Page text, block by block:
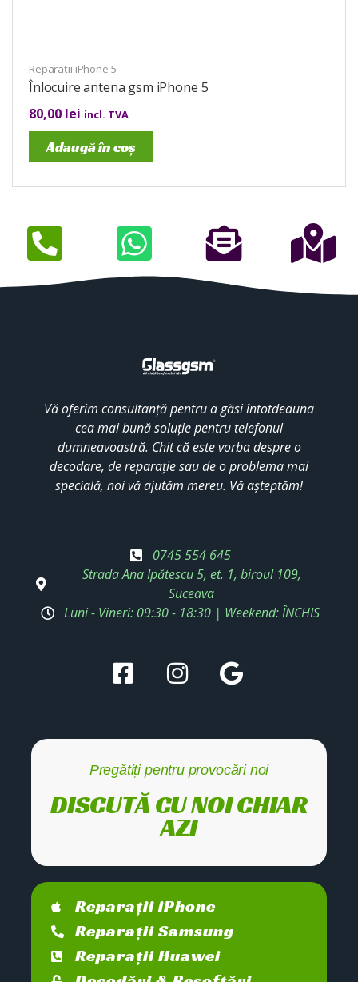
Reparații iPhone 5
Înlocuire antena gsm iPhone 5
80,00 lei incl. TVA
Adaugă în coș
Vă oferim consultanță pentru a găsi întotdeauna
cea mai bună soluție pentru telefonul
dumneavoastră. Chit că este vorba despre o
decodare, de reparație sau de o problema mai
specială, noi vă ajutăm mereu. Vă așteptăm!
0745 554 645
Strada Ana Ipătescu 5, et. 1, biroul 109,
Suceava
Luni - Vineri: 09:30 - 18:30 | Weekend: ÎNCHIS
Pregătiți pentru provocări noi
DISCUTĂ CU NOI CHIAR
AZI
Reparații iPhone
Reparații Samsung
Reparații Huawei